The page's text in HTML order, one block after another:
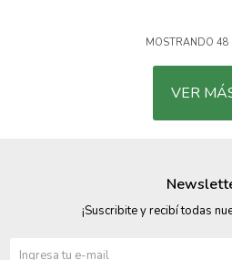
MOSTRANDO 48
VER
¡Suscribite y recibí todas